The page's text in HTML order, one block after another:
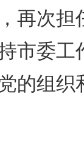
再次担
市委工
的组织